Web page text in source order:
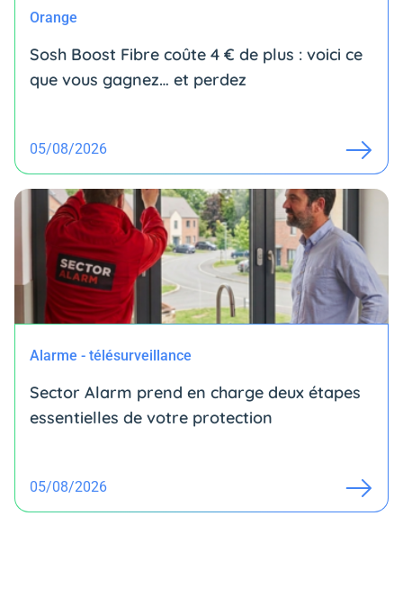
Orange
Sosh Boost Fibre coûte 4 € de plus : voici ce
que vous gagnez… et perdez
05/08/2026
Alarme - télésurveillance
Sector Alarm prend en charge deux étapes
essentielles de votre protection
05/08/2026